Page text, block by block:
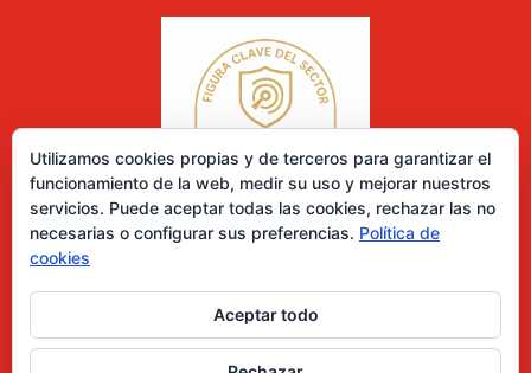
0 elementos
Utilizamos cookies propias y de terceros para garantizar el
funcionamiento de la web, medir su uso y mejorar nuestros
servicios. Puede aceptar todas las cookies, rechazar las no
necesarias o configurar sus preferencias. Política de
cookies
Aceptar todo